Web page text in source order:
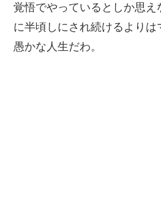
覚悟でやっているとしか思
に半頃しにされ続けるよりは
愚かな人生だわ。